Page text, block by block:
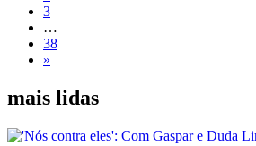
3
…
38
»
mais lidas